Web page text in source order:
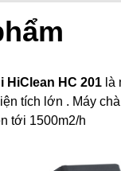
HiClean HC 201 là
tích lớn . Máy
tới 1500m2/h